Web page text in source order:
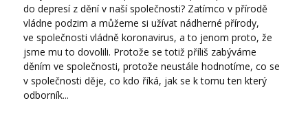
do depresí z dění v naší společnosti? Zatímco v přírodě
vládne podzim a můžeme si užívat nádherné přírody,
ve společnosti vládně koronavirus, a to jenom proto, že
jsme mu to dovolili. Protože se totiž příliš zabýváme
děním ve společnosti, protože neustále hodnotíme, co se
v společnosti děje, co kdo říká, jak se k tomu ten který
odborník...